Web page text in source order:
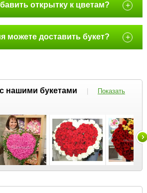
открытку к цветам? +
можете доставить букет? +
нашими букетами |
Показать